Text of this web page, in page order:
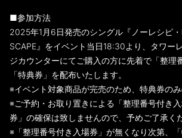
■参加方法
2025年1月6日発売のシングル『ノーレシピ
SCAPE』をイベント当日18:30より、タワー
ジカウンターにてご購入の方に先着で「整理
「特典券」を配布いたします。
※イベント対象商品が完売のため、特典券のみ
※ご予約・お取り置きによる「整理番号付き
券」の確保は致しませんので、予めご了承く
※「整理番号付き入場券」が無くなり次第、